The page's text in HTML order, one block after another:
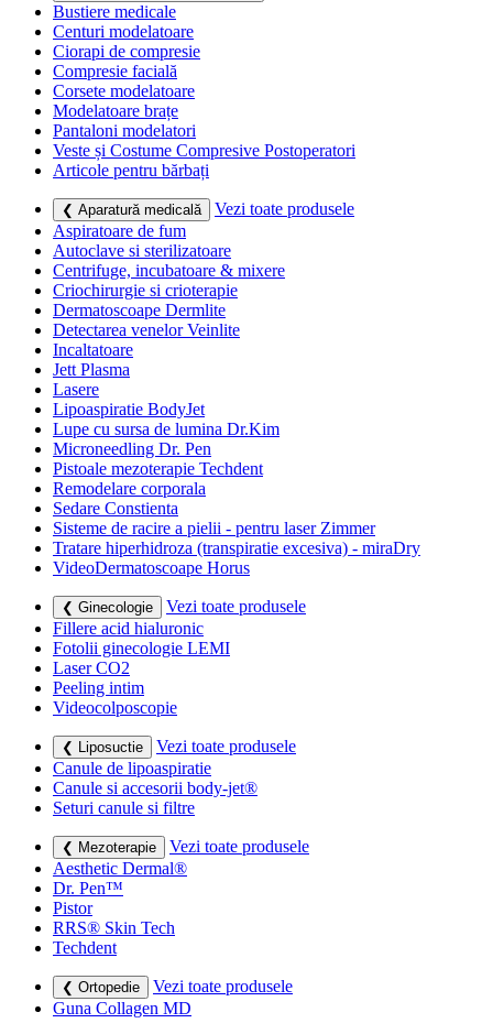
Bustiere medicale
Centuri modelatoare
Ciorapi de compresie
Compresie facială
Corsete modelatoare
Modelatoare brațe
Pantaloni modelatori
Veste și Costume Compresive Postoperatori
Articole pentru bărbați
❮ Aparatură medicală
Vezi toate produsele
Aspiratoare de fum
Autoclave si sterilizatoare
Centrifuge, incubatoare & mixere
Criochirurgie si crioterapie
Dermatoscoape Dermlite
Detectarea venelor Veinlite
Incaltatoare
Jett Plasma
Lasere
Lipoaspiratie BodyJet
Lupe cu sursa de lumina Dr.Kim
Microneedling Dr. Pen
Pistoale mezoterapie Techdent
Remodelare corporala
Sedare Constienta
Sisteme de racire a pielii - pentru laser Zimmer
Tratare hiperhidroza (transpiratie excesiva) - miraDry
VideoDermatoscoape Horus
❮ Ginecologie
Vezi toate produsele
Fillere acid hialuronic
Fotolii ginecologie LEMI
Laser CO2
Peeling intim
Videocolposcopie
❮ Liposuctie
Vezi toate produsele
Canule de lipoaspiratie
Canule si accesorii body-jet®
Seturi canule si filtre
❮ Mezoterapie
Vezi toate produsele
Aesthetic Dermal®
Dr. Pen™
Pistor
RRS® Skin Tech
Techdent
❮ Ortopedie
Vezi toate produsele
Guna Collagen MD